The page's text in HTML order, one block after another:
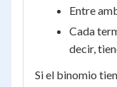
Entre
Cada
decir,
Si el binomio